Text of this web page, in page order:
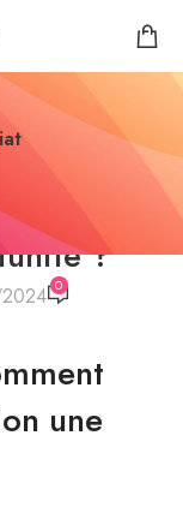
TOUTE SEULE"
?
0
une